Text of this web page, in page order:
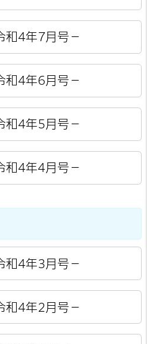
和4年7月号－
和4年6月号－
和4年5月号－
和4年4月号－
和4年3月号－
和4年2月号－